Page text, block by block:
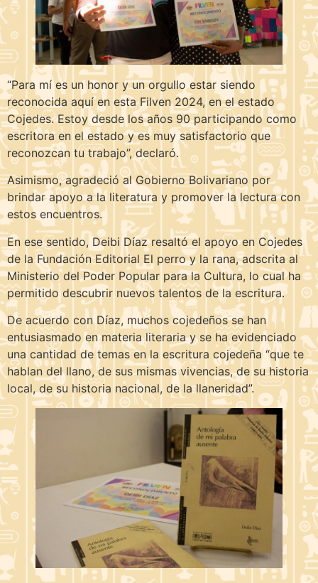
“Para mí es un honor y un orgullo estar siendo
reconocida aquí en esta Filven 2024, en el estado
Cojedes. Estoy desde los años 90 participando como
escritora en el estado y es muy satisfactorio que
reconozcan tu trabajo”, declaró.
Asimismo, agradeció al Gobierno Bolivariano por
brindar apoyo a la literatura y promover la lectura con
estos encuentros.
En ese sentido, Deibi Díaz resaltó el apoyo en Cojedes
de la Fundación Editorial El perro y la rana, adscrita al
Ministerio del Poder Popular para la Cultura, lo cual ha
permitido descubrir nuevos talentos de la escritura.
De acuerdo con Díaz, muchos cojedeños se han
entusiasmado en materia literaria y se ha evidenciado
una cantidad de temas en la escritura cojedeña “que te
hablan del llano, de sus mismas vivencias, de su historia
local, de su historia nacional, de la llaneridad”.